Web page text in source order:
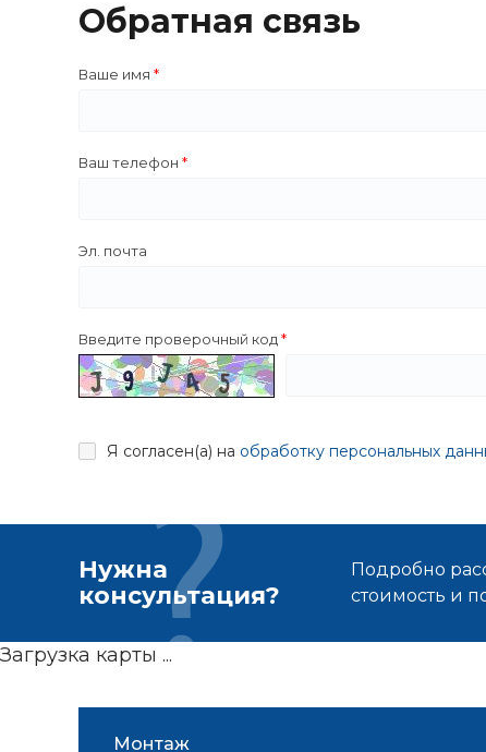
Обратная связь
Ваше имя
Ваш телефон
Эл. почта
Введите проверочный код
Я согласен(а) на обработку персональных
Нужна
консультация?
Подробно
стоимость и
Монтаж
Загрузка карты ...